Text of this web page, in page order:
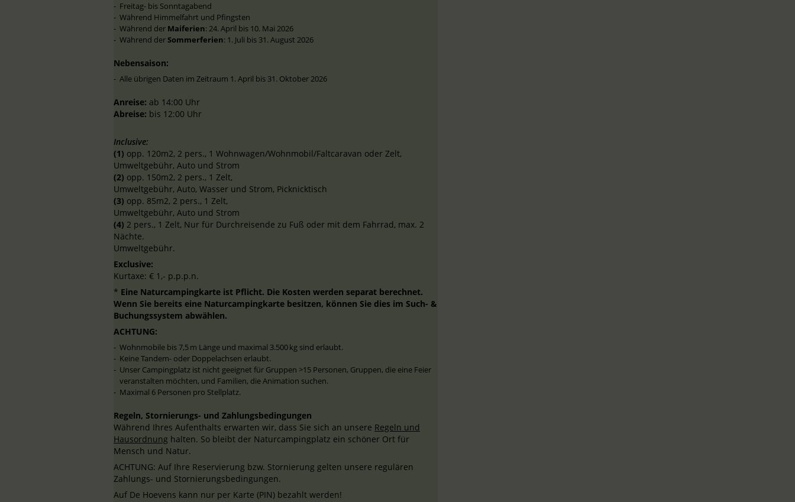
Freitag- bis Sonntagabend
Während Himmelfahrt und Pfingsten
Während der Maiferien: 24. April bis 10. Mai 2026
Während derSommerferien: 1. Juli bis 31. August 2026
Nebensaison:
Alle übrigen Daten im Zeitraum 1. April bis 31. Oktober 2026
Anreise: ab 14:00 Uhr
Abreise: bis 12:00 Uhr
Inclusive:
(1) opp. 120m2, 2 pers., 1 Wohnwagen/Wohnmobil/Faltcaravan oder Zelt,
Umweltgebühr, Auto und Strom
(2) opp. 150m2, 2 pers., 1 Zelt,
Umweltgebühr, Auto, Wasser und Strom, Picknicktisch
(3) opp. 85m2, 2 pers., 1 Zelt,
Umweltgebühr, Auto und Strom
(4) 2 pers., 1 Zelt, Nur für Durchreisende zu Fuß oder mit dem Fahrrad, max. 2
Nächte.
Umweltgebühr.
Exclusive:
Kurtaxe: € 1,- p.p.p.n.
* Eine Naturcampingkarte ist Pflicht. Die Kosten werden separat berechnet.
Wenn Sie bereits eine Naturcampingkarte besitzen, können Sie dies im Such- &
Buchungssystem abwählen.
ACHTUNG:
Wohnmobile bis 7,5 m Länge und maximal 3.500 kg sind erlaubt.
Keine Tandem- oder Doppelachsen erlaubt.
Unser Campingplatz ist nicht geeignet für Gruppen >15 Personen, Gruppen, die eine Feier
veranstalten möchten, und Familien, die Animation suchen.
Maximal 6 Personen pro Stellplatz.
Regeln, Stornierungs- und Zahlungsbedingungen
Während Ihres Aufenthalts erwarten wir, dass Sie sich an unsere Regeln und
Hausordnung halten. So bleibt der Naturcampingplatz ein schöner Ort für
Mensch und Natur.
ACHTUNG: Auf Ihre Reservierung bzw. Stornierung gelten unsere regulären
Zahlungs- und Stornierungsbedingungen.
Auf De Hoevens kann nur per Karte (PIN) bezahlt werden!